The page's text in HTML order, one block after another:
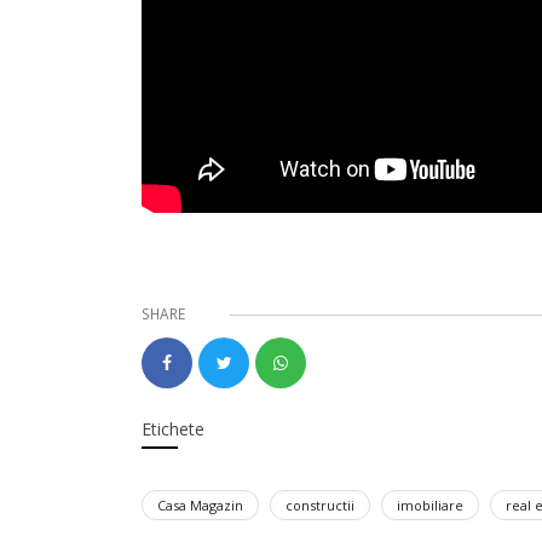
SHARE
Etichete
Casa Magazin constructii imobiliare real